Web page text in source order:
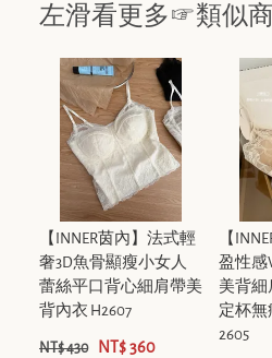
左滑看更多☞類似
【INNER茵內】法式輕
奢3D魚骨顯瘦小女人
蕾絲平口背心細肩帶美
背內衣 H2607
NT$ 430 NT$ 360
【
盈性感
美背細
定杯無
2605